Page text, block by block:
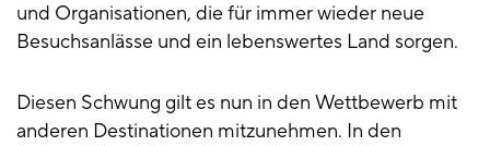
und Organisationen, die für immer wieder neue
Besuchsanlässe und ein lebenswertes Land sorgen.
Diesen Schwung gilt es nun in den Wettbewerb mit
anderen Destinationen mitzunehmen. In den